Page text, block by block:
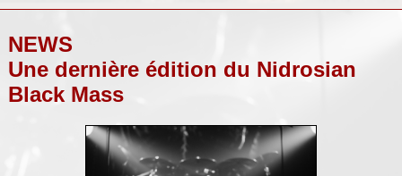
NEWS
Une dernière édition du Nidrosian
Black Mass